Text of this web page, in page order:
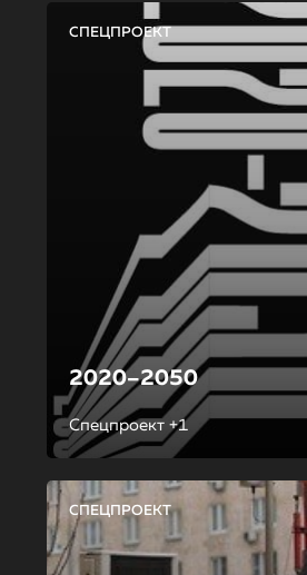
СПЕЦПРОЕКТ
2020–2050
Спецпроект +1
СПЕЦПРОЕКТ